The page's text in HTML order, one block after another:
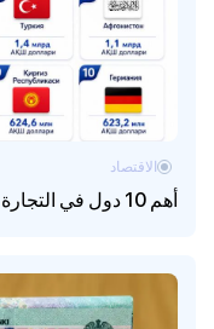
أهم 10 دول في التجارة الخارجية لأوزبكستان
الاقتصاد